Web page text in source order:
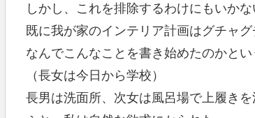
しかし、これを排除するわけにもいかな
既に我が家のインテリア計画はグチャグ
なんでこんなことを書き始めたのかと
（長女は今日から学校）
長男は洗面所、次女は風呂場で上履きを